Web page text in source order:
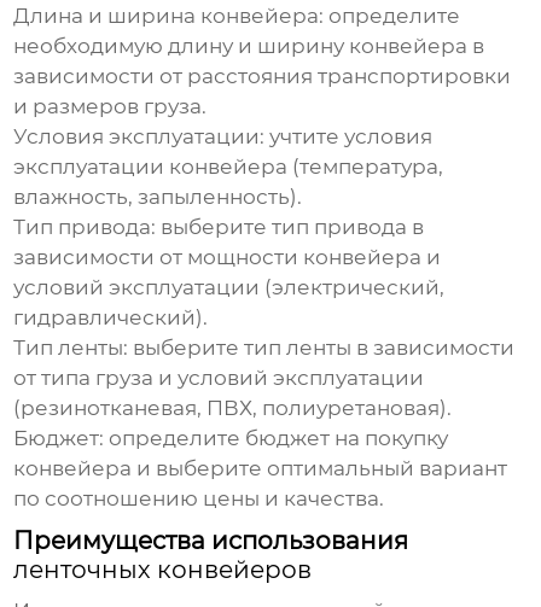
Длина и ширина конвейера: определите
необходимую длину и ширину конвейера в
зависимости от расстояния транспортировки
и размеров груза.
Условия эксплуатации: учтите условия
эксплуатации конвейера (температура,
влажность, запыленность).
Тип привода: выберите тип привода в
зависимости от мощности конвейера и
условий эксплуатации (электрический,
гидравлический).
Тип ленты: выберите тип ленты в зависимости
от типа груза и условий эксплуатации
(резинотканевая, ПВХ, полиуретановая).
Бюджет: определите бюджет на покупку
конвейера и выберите оптимальный вариант
по соотношению цены и качества.
Преимущества использования
ленточных конвейеров